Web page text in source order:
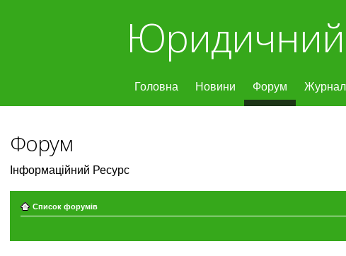
Головна Новини Форум
Форум
Інформаційний Ресурс
Список форумів